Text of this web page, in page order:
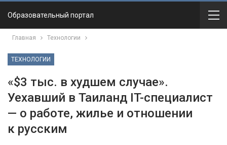
Образовательный портал
Главная Технологии
ТЕХНОЛОГИИ
«$3 тыс. в худшем случае».
Уехавший в Таиланд IT-специалист
— о работе, жилье и отношении
к русским